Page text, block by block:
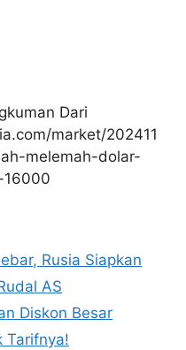
Dari
market/202411
melemah-dolar-
Rusia Siapkan
AS
Diskon Besar
Tarifnya!